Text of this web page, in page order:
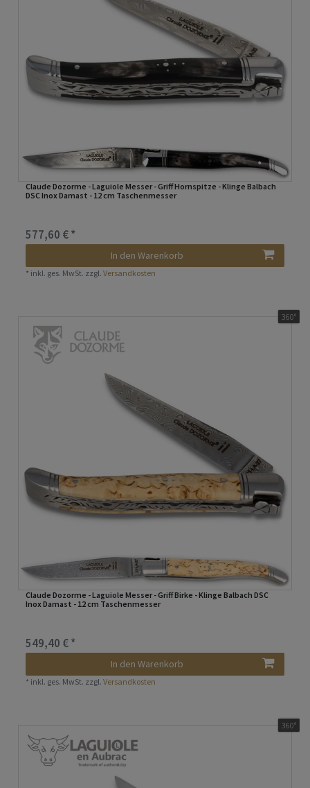
Claude Dozorme - Laguiole Messer - Griff Hornspitze - Klinge Balbach
DSC Inox Damast - 12 cm Taschenmesser
577,60 € *
In den Warenkorb
* inkl. ges. MwSt. zzgl.Versandkosten
Claude Dozorme - Laguiole Messer - Griff Birke - Klinge Balbach DSC
Inox Damast - 12 cm Taschenmesser
549,40 € *
360°
In den Warenkorb
* inkl. ges. MwSt. zzgl.Versandkosten
360°